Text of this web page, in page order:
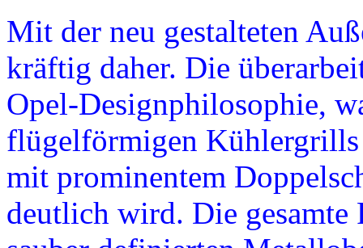
Mit der neu gestalteten
kräftig daher. Die
Opel-Designphilosophie,
flügelförmigen
mit prominentem
deutlich wird. Die gesamte